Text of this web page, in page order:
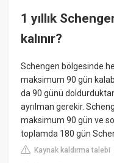
1 yıllık
kalınır?
Schengen bölgesinde
maksimum 90 gün
da 90 günü
ayrılman gerekir.
maksimum 90 gün ve
toplamda 180 gün
Kaynak kaldırma talebi